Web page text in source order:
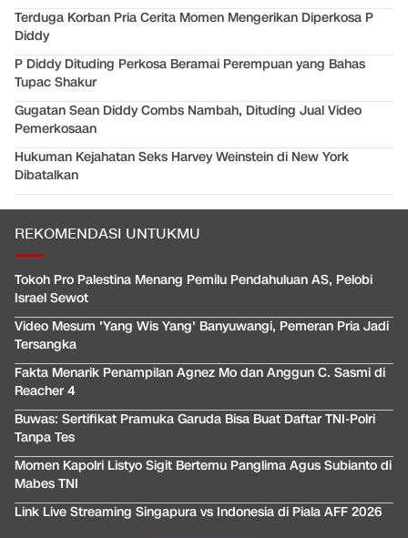
Terduga Korban Pria Cerita Momen Mengerikan Diperkosa P
Diddy
P Diddy Dituding Perkosa Beramai Perempuan yang Bahas
Tupac Shakur
Gugatan Sean Diddy Combs Nambah, Dituding Jual Video
Pemerkosaan
Hukuman Kejahatan Seks Harvey Weinstein di New York
Dibatalkan
REKOMENDASI UNTUKMU
Tokoh Pro Palestina Menang Pemilu Pendahuluan AS, Pelobi
Israel Sewot
Video Mesum 'Yang Wis Yang' Banyuwangi, Pemeran Pria Jadi
Tersangka
Fakta Menarik Penampilan Agnez Mo dan Anggun C. Sasmi di
Reacher 4
Buwas: Sertifikat Pramuka Garuda Bisa Buat Daftar TNI-Polri
Tanpa Tes
Momen Kapolri Listyo Sigit Bertemu Panglima Agus Subianto di
Mabes TNI
Link Live Streaming Singapura vs Indonesia di Piala AFF 2026